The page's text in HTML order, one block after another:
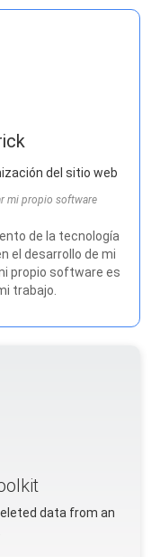
del sitio web
mi propio software
de la tecnología
el desarrollo de mi
propio software es
trabajo.
data from an